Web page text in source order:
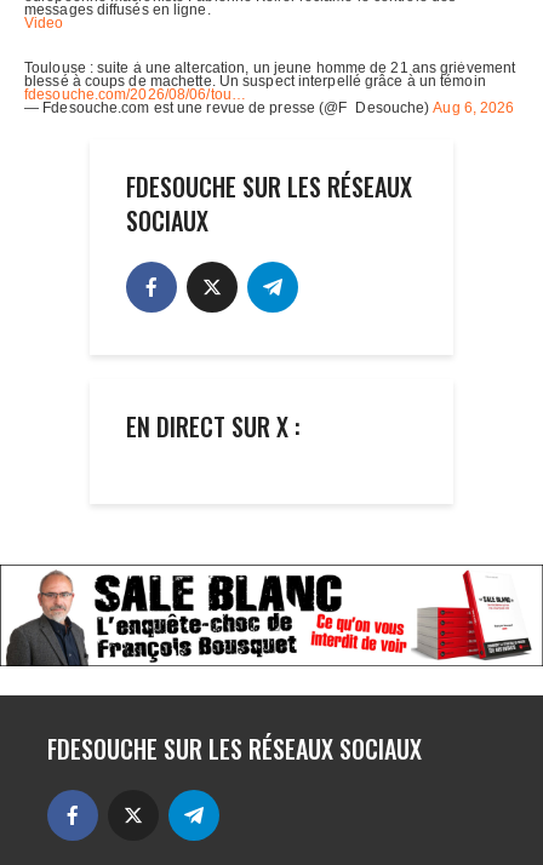
FDESOUCHE SUR LES RÉSEAUX
SOCIAUX
EN DIRECT SUR X :
FDESOUCHE SUR LES RÉSEAUX SOCIAUX